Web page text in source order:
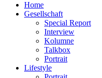
Home
Gesellschaft
Special Report
Interview
Kolumne
Talkbox
Portrait
Lifestyle